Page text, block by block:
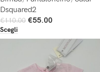
Dsquared2
€110.00 €55.00
Scegli